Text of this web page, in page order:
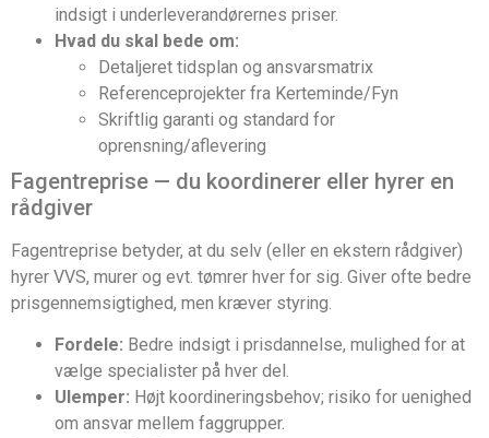
indsigt i underleverandørernes priser.
Hvad du skal bede om:
Detaljeret tidsplan og ansvarsmatrix
Referenceprojekter fra Kerteminde/Fyn
Skriftlig garanti og standard for
oprensning/aflevering
Fagentreprise — du koordinerer eller hyrer en
rådgiver
Fagentreprise betyder, at du selv (eller en ekstern rådgiver)
hyrer VVS, murer og evt. tømrer hver for sig. Giver ofte bedre
prisgennemsigtighed, men kræver styring.
Fordele: Bedre indsigt i prisdannelse, mulighed for at
vælge specialister på hver del.
Ulemper: Højt koordineringsbehov; risiko for uenighed
om ansvar mellem faggrupper.